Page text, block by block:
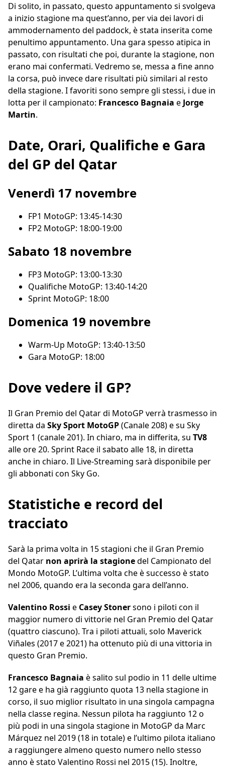
Di solito, in passato, questo appuntamento si svolgeva
a inizio stagione ma quest’anno, per via dei lavori di
ammodernamento del paddock, è stata inserita come
penultimo appuntamento. Una gara spesso atipica in
passato, con risultati che poi, durante la stagione, non
erano mai confermati. Vedremo se, messa a fine anno
la corsa, può invece dare risultati più similari al resto
della stagione. I favoriti sono sempre gli stessi, i due in
lotta per il campionato: Francesco Bagnaia e Jorge
Martin.
Date, Orari, Qualifiche e Gara
del GP del Qatar
Venerdì 17 novembre
FP1 MotoGP: 13:45-14:30
FP2 MotoGP: 18:00-19:00
Sabato 18 novembre
FP3 MotoGP: 13:00-13:30
Qualifiche MotoGP: 13:40-14:20
Sprint MotoGP: 18:00
Domenica 19 novembre
Warm-Up MotoGP: 13:40-13:50
Gara MotoGP: 18:00
Dove vedere il GP?
Il Gran Premio del Qatar di MotoGP verrà trasmesso in
diretta da Sky Sport MotoGP(Canale 208) e su Sky
Sport 1 (canale 201). In chiaro, ma in differita, su TV8
alle ore 20. Sprint Race il sabato alle 18, in diretta
anche in chiaro. Il Live-Streaming sarà disponibile per
gli abbonati con Sky Go.
Statistiche e record del
tracciato
Sarà la prima volta in 15 stagioni che il Gran Premio
del Qatar non aprirà la stagionedel Campionato del
Mondo MotoGP. L’ultima volta che è successo è stato
nel 2006, quando era la seconda gara dell’anno.
Valentino Rossi e Casey Stonersono i piloti con il
maggior numero di vittorie nel Gran Premio del Qatar
(quattro ciascuno). Tra i piloti attuali, solo Maverick
Viñales (2017 e 2021) ha ottenuto più di una vittoria in
questo Gran Premio.
Francesco Bagnaia è salito sul podio in 11 delle ultime
12 gare e ha già raggiunto quota 13 nella stagione in
corso, il suo miglior risultato in una singola campagna
nella classe regina. Nessun pilota ha raggiunto 12 o
più podi in una singola stagione in MotoGP da Marc
Márquez nel 2019 (18 in totale) e l’ultimo pilota italiano
a raggiungere almeno questo numero nello stesso
anno è stato Valentino Rossi nel 2015 (15). Inoltre,